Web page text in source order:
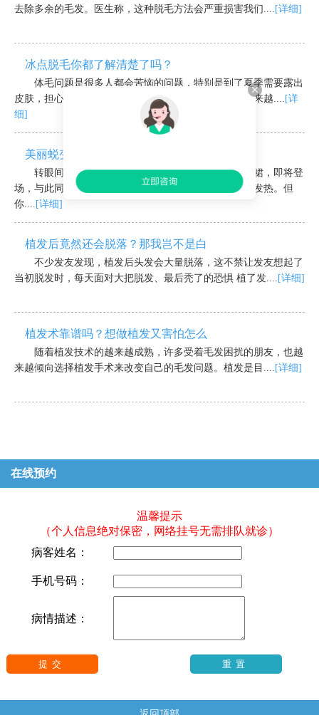
去除多余的毛发。医生称，这种脱毛方法会严重损害我们.... [详细]
冰点脱毛你都了解清楚了吗？
体毛问题是很多人都会苦恼的问题，特别是到了夏季需要露出
皮肤，担心自己过重的体毛影响美观，现今脱毛技术越来越.... [详
细]
美丽蜕变，告别“毛茸茸”丨丨激光
转眼间，炎炎夏日即将到来，清凉的吊带裙、超短裙，即将登
场，与此同时，刮毛刀或脱毛膏也悄悄重登舞台，发光发热。但
你.... [详细]
植发后竟然还会脱落？那我岂不是白
不少发友发现，植发后头发会大量脱落，这不禁让发友想起了
当初脱发时，每天面对大把脱发、最后秃了的恐惧 植了发.... [详细]
植发术靠谱吗？想做植发又害怕怎么
随着植发技术的越来越成熟，许多受着毛发困扰的朋友，也越
来越倾向选择植发手术来改变自己的毛发问题。植发是目.... [详细]
在线预约
温馨提示
（个人信息绝对保密，网络挂号无需排队就诊）
病客姓名：
手机号码：
病情描述：